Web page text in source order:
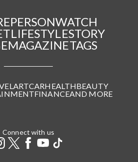
PERSONWATCH
LIFESTYLESTORY
MAGAZINETAGS
ARTCARHEALTHBEAUTY
FINANCEAND MORE
Connect with us